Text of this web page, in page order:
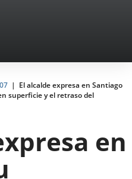
El alcalde expresa en Santiago
superficie y el retraso del
en